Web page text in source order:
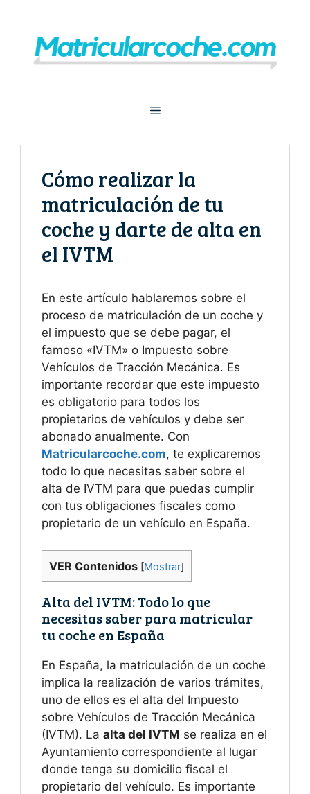
contenido
Menú
Cómo realizar la
matriculación de tu
coche y darte de alta en
el IVTM
En este artículo hablaremos sobre el
proceso de matriculación de un coche y
el impuesto que se debe pagar, el
famoso «IVTM» o Impuesto sobre
Vehículos de Tracción Mecánica. Es
importante recordar que este impuesto
es obligatorio para todos los
propietarios de vehículos y debe ser
abonado anualmente. Con
Matricularcoche.com, te explicaremos
todo lo que necesitas saber sobre el
alta de IVTM para que puedas cumplir
con tus obligaciones fiscales como
propietario de un vehículo en España.
VER Contenidos [Mostrar]
Alta del IVTM: Todo lo que
necesitas saber para matricular
tu coche en España
En España, la matriculación de un coche
implica la realización de varios trámites,
uno de ellos es el alta del Impuesto
sobre Vehículos de Tracción Mecánica
(IVTM). La alta del IVTM se realiza en el
Ayuntamiento correspondiente al lugar
donde tenga su domicilio fiscal el
propietario del vehículo. Es importante